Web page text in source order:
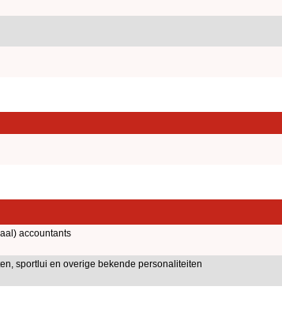
accountants
sportlui en overige bekende personaliteiten